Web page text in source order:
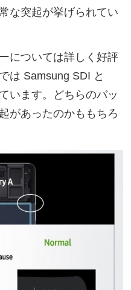
な突起が挙げられてい
については詳しく好評
は Samsung SDI と
います。どちらのバッ
があったのかももちろ